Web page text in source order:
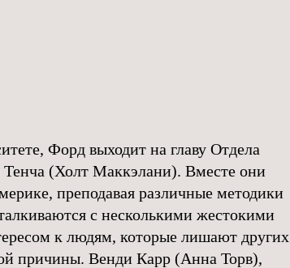
Форд выходит на главу Отдела
(Холт Маккэлани). Вместе они
преподавая различные методики
с несколькими жестокими
к людям, которые лишают других
причины. Венди Карр (Анна Торв),